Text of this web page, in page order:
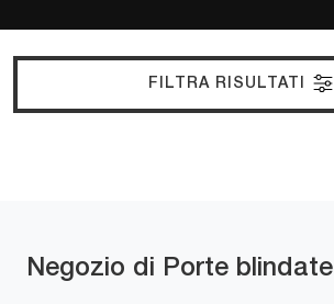
FILTRA RISULTATI
Negozio di Porte blindate